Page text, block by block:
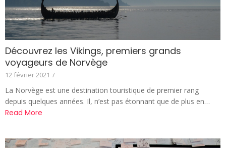
Découvrez les Vikings, premiers grands
voyageurs de Norvège
12 février 2021 /
La Norvège est une destination touristique de premier rang
depuis quelques années. Il, n’est pas étonnant que de plus en…
Read More